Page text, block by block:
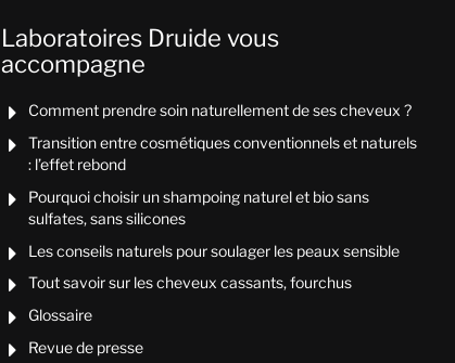
Laboratoires Druide vous
accompagne
 Comment prendre soin naturellement de ses cheveux ?

Transition entre cosmétiques conventionnels et naturels
: l’effet rebond

Pourquoi choisir un shampoing naturel et bio sans
sulfates, sans silicones
 Les conseils naturels pour soulager les peaux sensible
 Tout savoir sur les cheveux cassants, fourchus
 Glossaire
 Revue de presse